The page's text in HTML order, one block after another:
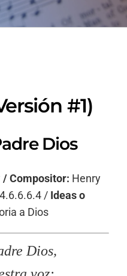
#1)
Dios
/ Compositor: Henry
/ Ideas o
a Dios
Dios,